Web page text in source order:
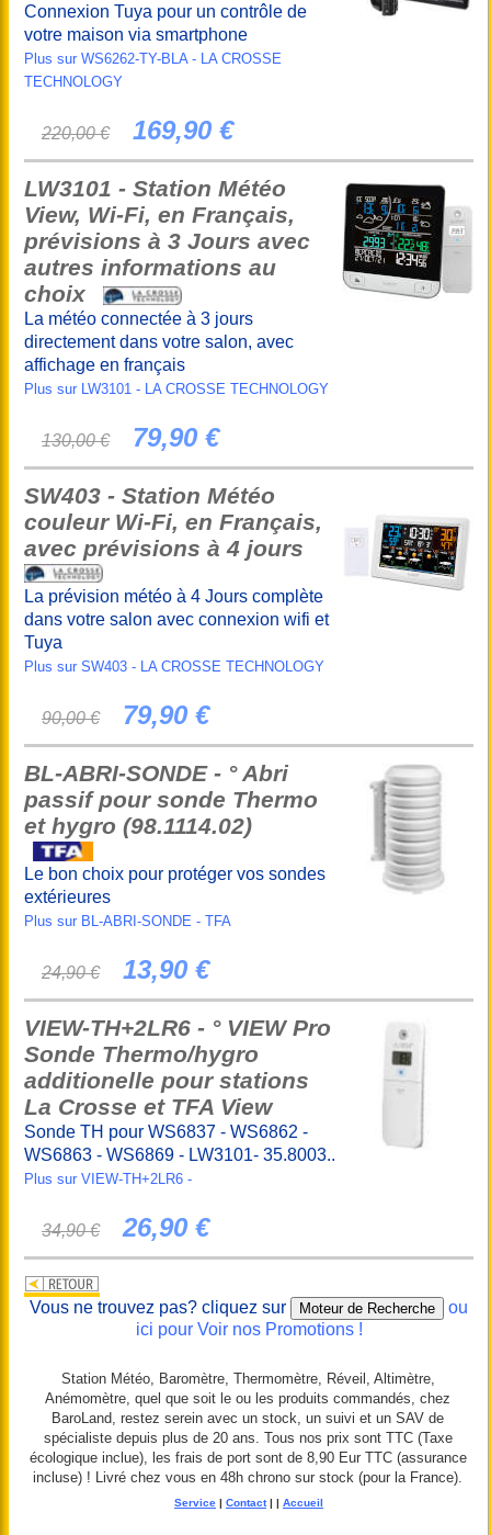
Connexion Tuya pour un contrôle de
votre maison via smartphone
Plus sur WS6262-TY-BLA - LA CROSSE
TECHNOLOGY
220,00 € 169,90 €
LW3101 - Station Météo
View, Wi-Fi, en Français,
prévisions à 3 Jours avec
autres informations au
choix
La météo connectée à 3 jours
directement dans votre salon, avec
affichage en français
Plus sur LW3101 - LA CROSSE TECHNOLOGY
130,00 € 79,90 €
SW403 - Station Météo
couleur Wi-Fi, en Français,
avec prévisions à 4 jours
La prévision météo à 4 Jours complète
dans votre salon avec connexion wifi et
Tuya
Plus sur SW403 - LA CROSSE TECHNOLOGY
90,00 € 79,90 €
BL-ABRI-SONDE - ° Abri
passif pour sonde Thermo
et hygro (98.1114.02)
Le bon choix pour protéger vos sondes
extérieures
Plus sur BL-ABRI-SONDE - TFA
24,90 € 13,90 €
VIEW-TH+2LR6 - ° VIEW Pro
Sonde Thermo/hygro
additionelle pour stations
La Crosse et TFA View
Sonde TH pour WS6837 - WS6862 -
WS6863 - WS6869 - LW3101- 35.8003..
Plus sur VIEW-TH+2LR6 -
34,90 € 26,90 €
Vous ne trouvez pas? cliquez sur
ou
ici pour Voir nos Promotions !
Station Météo, Baromètre, Thermomètre, Réveil, Altimètre,
Anémomètre, quel que soit le ou les produits commandés, chez
BaroLand, restez serein avec un stock, un suivi et un SAV de
spécialiste depuis plus de 20 ans. Tous nos prix sont TTC (Taxe
écologique inclue), les frais de port sont de 8,90 Eur TTC (assurance
incluse) ! Livré chez vous en 48h chrono sur stock (pour la France).
Service | Contact| | Accueil